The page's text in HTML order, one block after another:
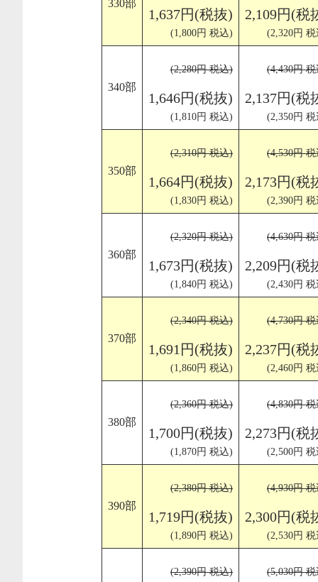
330部
1,637円(税抜)
(1,800円 税込)
2,109円(税
(2,320円
340部
(2,280円 税込)
1,646円(税抜)
(1,810円 税込)
(4,430円
2,137円(税
(2,350円
350部
(2,310円 税込)
1,664円(税抜)
(1,830円 税込)
(4,530円
2,173円(税
(2,390円
360部
(2,320円 税込)
1,673円(税抜)
(1,840円 税込)
(4,630円
2,209円(税
(2,430円
370部
(2,340円 税込)
1,691円(税抜)
(1,860円 税込)
(4,730円
2,237円(税
(2,460円
380部
(2,360円 税込)
1,700円(税抜)
(1,870円 税込)
(4,830円
2,273円(税
(2,500円
390部
(2,380円 税込)
1,719円(税抜)
(1,890円 税込)
(4,930円
2,300円(税
(2,530円
(2,390円 税込) (5,030円